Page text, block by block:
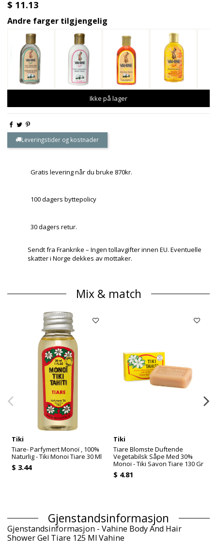
$ 11.13
Andre farger tilgjengelig
Ikke på lager
Leveringstider og kostnader
Gratis levering når du bruke 870kr.
100 dagers byttepolicy
30 dagers retur.
Sendt fra Frankrike – Ingen tollavgifter innen EU. Eventuelle
skatter i Norge dekkes av mottaker.
Mix & match
Tiki
Tiare- Parfymert Monoï , 100%
Naturlig - Tiki Monoi Tiare 30 Ml
$ 3.44
Tiki
Tiare Blomste Duftende
Vegetabilsk Såpe Med 30%
Monoi - Tiki Savon Tiare 130 Gr
$ 4.81
Gjenstandsinformasjon
Gjenstandsinformasjon - Vahine Body And Hair
Shower Gel Tiare 125 Ml Vahine